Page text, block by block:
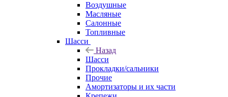
Воздушные
Масляные
Салонные
Топливные
Шасси
Назад
Шасси
Прокладки/сальники
Прочие
Амортизаторы и их части